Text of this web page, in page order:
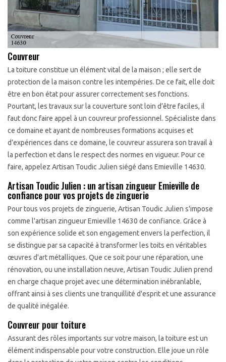
Couvreur
La toiture constitue un élément vital de la maison ; elle sert de
protection de la maison contre les intempéries. De ce fait, elle doit
être en bon état pour assurer correctement ses fonctions.
Pourtant, les travaux sur la couverture sont loin d’être faciles, il
faut donc faire appel à un couvreur professionnel. Spécialiste dans
ce domaine et ayant de nombreuses formations acquises et
d’expériences dans ce domaine, le couvreur assurera son travail à
la perfection et dans le respect des normes en vigueur. Pour ce
faire, appelez Artisan Toudic Julien siégé dans Emieville 14630.
Artisan Toudic Julien : un artisan zingueur Emieville de
confiance pour vos projets de zinguerie
Pour tous vos projets de zinguerie, Artisan Toudic Julien s'impose
comme l'artisan zingueur Emieville 14630 de confiance. Grâce à
son expérience solide et son engagement envers la perfection, il
se distingue par sa capacité à transformer les toits en véritables
œuvres d'art métalliques. Que ce soit pour une réparation, une
rénovation, ou une installation neuve, Artisan Toudic Julien prend
en charge chaque projet avec une détermination inébranlable,
offrant ainsi à ses clients une tranquillité d'esprit et une assurance
de qualité inégalée.
Couvreur pour toiture
Assurant des rôles importants sur votre maison, la toiture est un
élément indispensable pour votre construction. Elle joue un rôle